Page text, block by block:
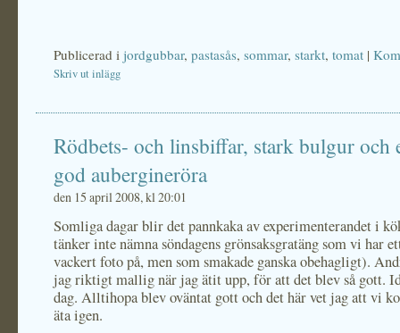
Publicerad i jordgubbar, pastasås, sommar, starkt, tomat |
Skriv ut inlägg
Rödbets- och linsbiffar, stark bulgur och
god aubergineröra
den 15 april 2008, kl 20:01
Somliga dagar blir det pannkaka av experimenterandet i
tänker inte nämna söndagens grönsaksgratäng som vi har
vackert foto på, men som smakade ganska obehagligt).
jag riktigt mallig när jag ätit upp, för att det blev så gott.
dag. Alltihopa blev oväntat gott och det här vet jag att vi
äta igen.